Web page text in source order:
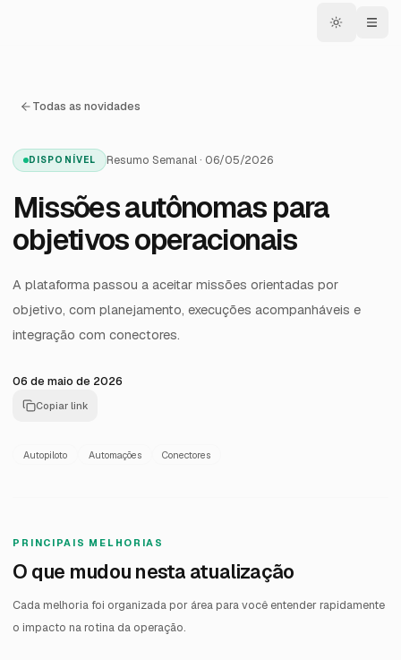
Todas as novidades
DISPONÍVEL Resumo Semanal · 06/05/2026
Missões autônomas para
objetivos operacionais
A plataforma passou a aceitar missões orientadas por
objetivo, com planejamento, execuções acompanháveis e
integração com conectores.
06 de maio de 2026
Copiar link
Autopiloto Automações Conectores
PRINCIPAIS MELHORIAS
O que mudou nesta atualização
Cada melhoria foi organizada por área para você entender rapidamente
o impacto na rotina da operação.